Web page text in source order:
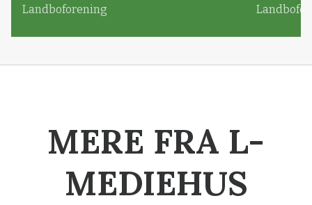
Landboforening
MERE FRA L-
MEDIEHUS